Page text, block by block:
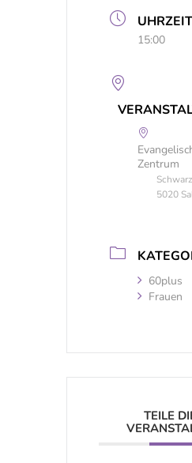
UHRZEIT
15:00
Zentrum
5020
60plus
Frauen
TEILE